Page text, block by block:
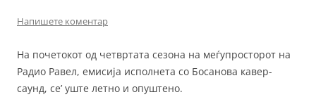
Напишете коментар
На почетокот од четвртата сезона на меѓупросторот на
Радио Равел, емисија исполнета со Босанова кавер-
саунд, се’ уште летно и опуштено.